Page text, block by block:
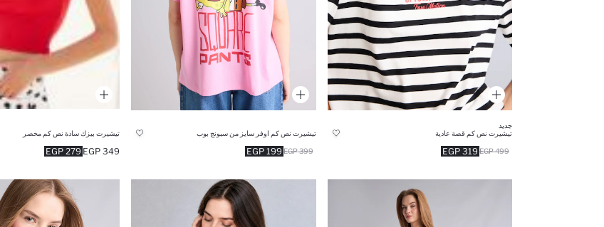
جديد
تيشيرت نص كم قصة عادية
319 EGP 499 EGP
تيشيرت نص كم اوفر سايز من سبونج بوب
199 EGP 399 EGP
تيشيرت بيزك سادة نص كم مخصر
279 EGP 349 EGP